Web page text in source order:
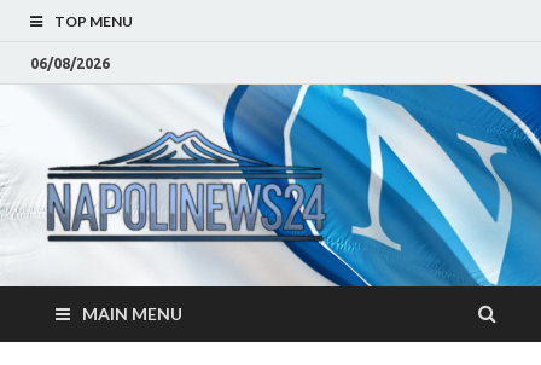
TOP MENU
06/08/2026
–
Napoli
Notizie sulla citta di
Napoli e Campania
Eventi, Sport
MAIN MENU